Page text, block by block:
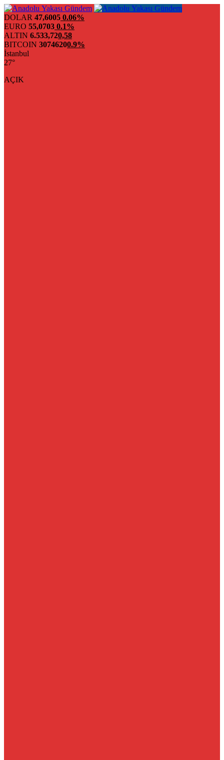
DOLAR 47,6005 0.06%
EURO 55,0703 0.1%
ALTIN 6.533,720,58
BITCOIN 30746200.9%
İstanbul
27°
AÇIK